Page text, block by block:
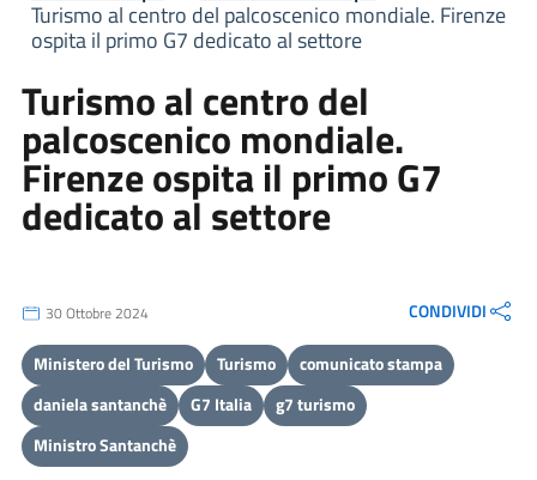
Turismo al centro del palcoscenico mondiale. Firenze
ospita il primo G7 dedicato al settore
Turismo al centro del
palcoscenico mondiale.
Firenze ospita il primo G7
dedicato al settore
30 Ottobre 2024 CONDIVIDI
Ministero del Turismo Turismo
comunicato stampa
daniela santanchè
G7 Italia
g7 turismo
Ministro Santanchè